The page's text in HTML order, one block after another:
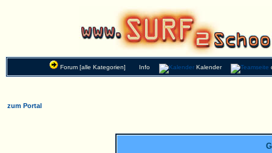
Forum [alle Kategorien] Info Kalender
zum Portal